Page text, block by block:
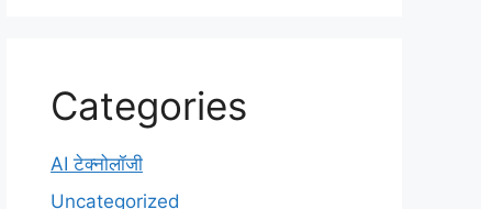
Categories
AI टेक्नोलॉजी
Uncategorized